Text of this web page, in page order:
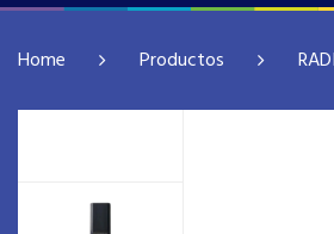
Home Productos